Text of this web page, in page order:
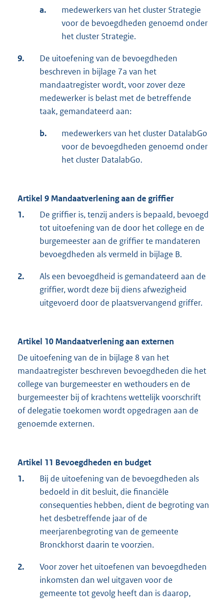
a.
medewerkers van het cluster Strategie
voor de bevoegdheden genoemd onder
het cluster Strategie.
9.
De uitoefening van de bevoegdheden
beschreven in bijlage 7a van het
mandaatregister wordt, voor zover deze
medewerker is belast met de betreffende
taak, gemandateerd aan:
b.
medewerkers van het cluster DatalabGo
voor de bevoegdheden genoemd onder
het cluster DatalabGo.
Artikel 9 Mandaatverlening aan de griffier
1.
De griffier is, tenzij anders is bepaald, bevoegd
tot uitoefening van de door het college en de
burgemeester aan de griffier te mandateren
bevoegdheden als vermeld in bijlage B.
2.
Als een bevoegdheid is gemandateerd aan de
griffier, wordt deze bij diens afwezigheid
uitgevoerd door de plaatsvervangend griffer.
Artikel 10 Mandaatverlening aan externen
De uitoefening van de in bijlage 8 van het
mandaatregister beschreven bevoegdheden die het
college van burgemeester en wethouders en de
burgemeester bij of krachtens wettelijk voorschrift
of delegatie toekomen wordt opgedragen aan de
genoemde externen.
Artikel 11 Bevoegdheden en budget
1.
Bij de uitoefening van de bevoegdheden als
bedoeld in dit besluit, die financiële
consequenties hebben, dient de begroting van
het desbetreffende jaar of de
meerjarenbegroting van de gemeente
Bronckhorst daarin te voorzien.
2.
Voor zover het uitoefenen van bevoegdheden
inkomsten dan wel uitgaven voor de
gemeente tot gevolg heeft dan is daarop,